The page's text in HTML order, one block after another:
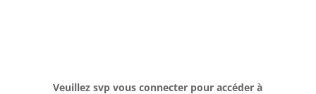
Veuillez svp vous connecter pour accéder à